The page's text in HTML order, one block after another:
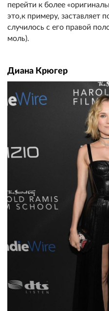
перейти к более
это,к примеру, заставляет
случилось с его правой
моль).
Диана Крюгер